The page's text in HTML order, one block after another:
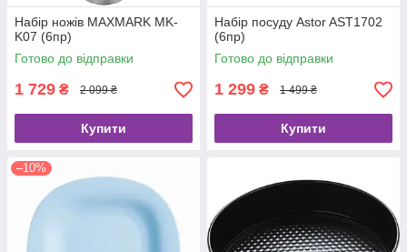
Набір ножів MAXMARK MK-
K07 (6пр)
Готово до відправки
1 729 ₴ 2 099 ₴
Купити
Набір посуду Astor AST1702
(6пр)
Готово до відправки
1 299 ₴ 1 499 ₴
Купити
–10%